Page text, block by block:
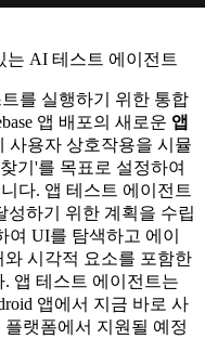
는 AI 테스트 에이전트
를 실행하기 위한 통합
앱 배포의 새로운 앱
사용자 상호작용을 시뮬
기'를 목표로 설정하여
다. 앱 테스트 에이전트
성하기 위한 계획을 수립
UI를 탐색하고 에이
시각적 요소를 포함한
. 앱 테스트 에이전트는
앱에서 지금 바로 사
랫폼에서 지원될 예정